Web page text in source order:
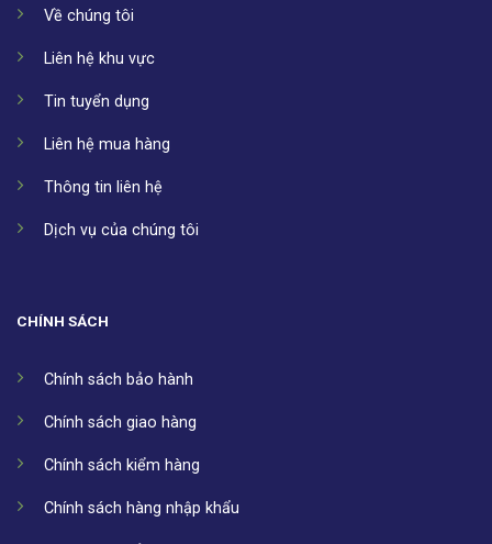
Về chúng tôi
Liên hệ khu vực
Tin tuyển dụng
Liên hệ mua hàng
Thông tin liên hệ
Dịch vụ của chúng tôi
CHÍNH SÁCH
Chính sách bảo hành
Chính sách giao hàng
Chính sách kiểm hàng
Chính sách hàng nhập khẩu